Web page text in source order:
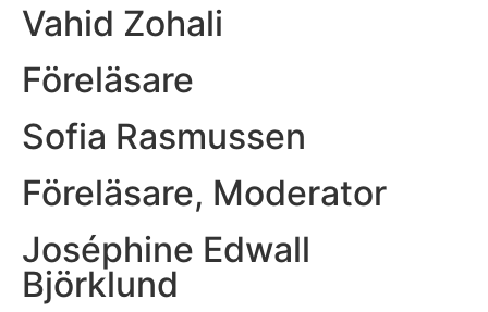
Vahid Zohali
Föreläsare
Sofia Rasmussen
Föreläsare, Moderator
Joséphine Edwall
Björklund